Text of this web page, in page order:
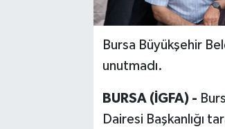
Bursa Büyükşehir
unutmadı.
BURSA (İGFA) -
Dairesi Başkanlığı